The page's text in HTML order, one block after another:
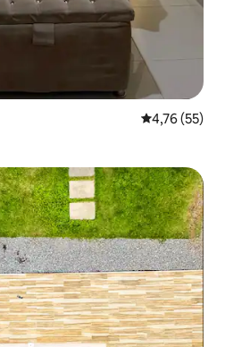
4,76 ud af 5
4,76 (55)